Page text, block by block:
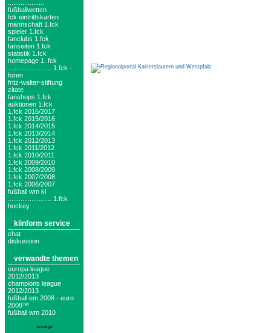
fußballwetten
fck eintrittskarten
mannschaft 1.fck
spieler 1.fck
fanclubs 1.fck
fanseiten 1.fck
statistik 1.fck
homepage 1. fck
........................ 1.fck -
foren
fritz-walter-stiftung
zitate
fanshops 1.fck
auktionen 1.fck
1.fck 2016/2017
1.fck 2015/2016
1.fck 2014/2015
1.fck 2013/2014
1.fck 2012/2013
1.fck 2011/2012
1.fck 2010/2011
1.fck 2009/2010
1.fck 2008/2009
1.fck 2007/2008
1.fck 2006/2007
fußball wm kl
........................ 1.fck
hockey
klinform service
chat
diskussion
verwandte themen
europa league
2012/2013
champions league
2012/2013
fußball em 2008 - euro
2008™
fußball wm 2010
Anzeige